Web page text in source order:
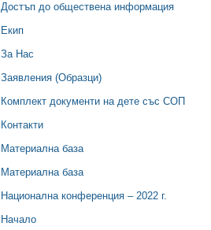
Достъп до обществена информация
Екип
За Нас
Заявления (Образци)
Комплект документи на дете със СОП
Контакти
Материална база
Материална база
Национална конференция – 2022 г.
Начало